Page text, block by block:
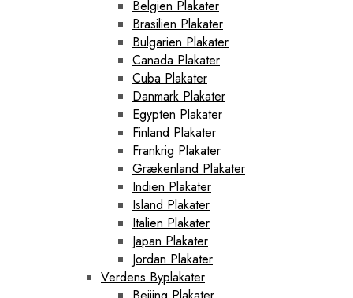
Belgien Plakater
Brasilien Plakater
Bulgarien Plakater
Canada Plakater
Cuba Plakater
Danmark Plakater
Egypten Plakater
Finland Plakater
Frankrig Plakater
Grækenland Plakater
Indien Plakater
Island Plakater
Italien Plakater
Japan Plakater
Jordan Plakater
Verdens Byplakater